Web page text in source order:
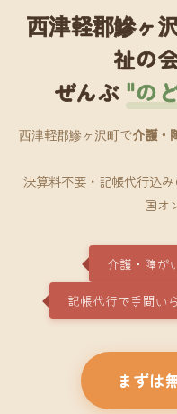
西津軽郡鰺ヶ
祉の
ぜんぶ "の
西津軽郡鰺ヶ沢町で介護・
決算料不要・記帳代行込
国オ
介護・障が
記帳代行で手間い
まずは